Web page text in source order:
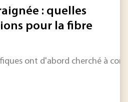
de la sidérurgie, mais sa
sa masse, mais son stockage
: quelles
pour la fibre
ont d'abord cherché à